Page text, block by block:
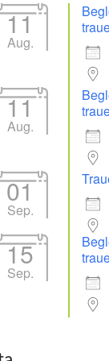
11
Aug.
11
Aug.
01
Sep.
15
Sep.